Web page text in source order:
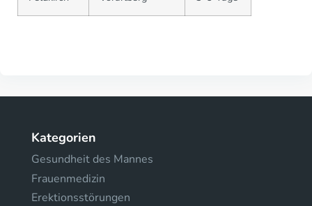
Kategorien
Gesundheit des Mannes
Frauenmedizin
Erektionsstörungen